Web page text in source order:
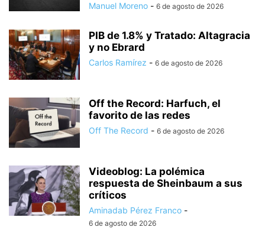
Manuel Moreno - 6 de agosto de 2026
PIB de 1.8% y Tratado: Altagracia
y no Ebrard
Carlos Ramírez - 6 de agosto de 2026
Off the Record: Harfuch, el
favorito de las redes
Off The Record - 6 de agosto de 2026
Videoblog: La polémica
respuesta de Sheinbaum a sus
críticos
Aminadab Pérez Franco -
6 de agosto de 2026